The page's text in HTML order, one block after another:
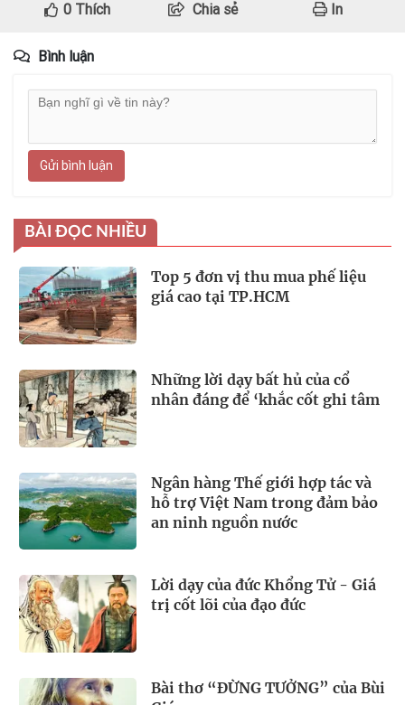
0Thích Chia sẻ In
Bình luận
Gửi bình luận
BÀI ĐỌC NHIỀU
Top 5 đơn vị thu mua phế liệu
giá cao tại TP.HCM
Những lời dạy bất hủ của cổ
nhân đáng để ‘khắc cốt ghi tâm
Ngân hàng Thế giới hợp tác và
hỗ trợ Việt Nam trong đảm bảo
an ninh nguồn nước
Lời dạy của đức Khổng Tử - Giá
trị cốt lõi của đạo đức
Bài thơ “ĐỪNG TƯỞNG” của Bùi